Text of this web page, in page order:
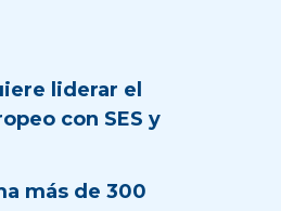
liderar el
con SES y
más de 300